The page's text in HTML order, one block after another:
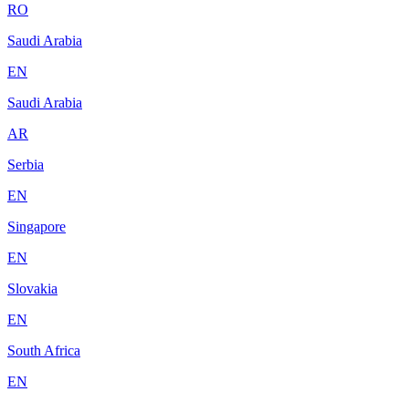
RO
Saudi Arabia
EN
Saudi Arabia
AR
Serbia
EN
Singapore
EN
Slovakia
EN
South Africa
EN